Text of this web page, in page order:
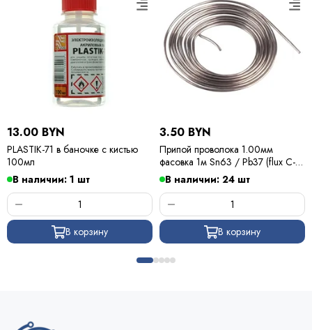
13.00 BYN
PLASTIK-71 в баночке с кистью
100мл
В наличии: 1 шт
В корзину
3.50 BYN
Припой проволока 1.00мм
фасовка 1м Sn63 / Pb37 (flux C-6)
ПОС 63 / Kewei
В наличии: 24 шт
В корзину